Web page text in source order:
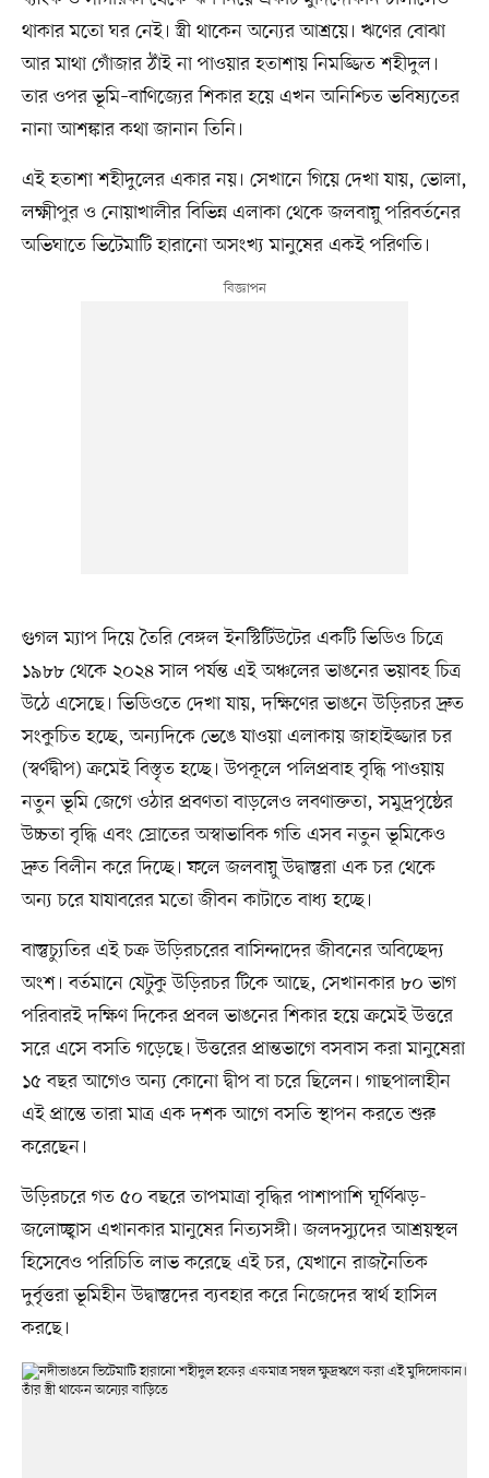
থাকার মতো ঘর নেই। স্ত্রী থাকেন অন্যের আশ্রয়ে। ঋণের বোঝা
আর মাথা গোঁজার ঠাঁই না পাওয়ার হতাশায় নিমজ্জিত শহীদুল।
তার ওপর ভূমি–বাণিজ্যের শিকার হয়ে এখন অনিশ্চিত ভবিষ্যতের
নানা আশঙ্কার কথা জানান তিনি।
এই হতাশা শহীদুলের একার নয়। সেখানে গিয়ে দেখা যায়, ভোলা,
লক্ষ্মীপুর ও নোয়াখালীর বিভিন্ন এলাকা থেকে জলবায়ু পরিবর্তনের
অভিঘাতে ভিটেমাটি হারানো অসংখ্য মানুষের একই পরিণতি।
গুগল ম্যাপ দিয়ে তৈরি বেঙ্গল ইনস্টিটিউটের একটি ভিডিও চিত্রে
১৯৮৮ থেকে ২০২৪ সাল পর্যন্ত এই অঞ্চলের ভাঙনের ভয়াবহ চিত্র
উঠে এসেছে। ভিডিওতে দেখা যায়, দক্ষিণের ভাঙনে উড়িরচর দ্রুত
সংকুচিত হচ্ছে, অন্যদিকে ভেঙে যাওয়া এলাকায় জাহাইজ্জার চর
(স্বর্ণদ্বীপ) ক্রমেই বিস্তৃত হচ্ছে। উপকূলে পলিপ্রবাহ বৃদ্ধি পাওয়ায়
নতুন ভূমি জেগে ওঠার প্রবণতা বাড়লেও লবণাক্ততা, সমুদ্রপৃষ্ঠের
উচ্চতা বৃদ্ধি এবং স্রোতের অস্বাভাবিক গতি এসব নতুন ভূমিকেও
দ্রুত বিলীন করে দিচ্ছে। ফলে জলবায়ু উদ্বাস্তুরা এক চর থেকে
অন্য চরে যাযাবরের মতো জীবন কাটাতে বাধ্য হচ্ছে।
বাস্তুচ্যুতির এই চক্র উড়িরচরের বাসিন্দাদের জীবনের অবিচ্ছেদ্য
অংশ। বর্তমানে যেটুকু উড়িরচর টিকে আছে, সেখানকার ৮০ ভাগ
পরিবারই দক্ষিণ দিকের প্রবল ভাঙনের শিকার হয়ে ক্রমেই উত্তরে
সরে এসে বসতি গড়েছে। উত্তরের প্রান্তভাগে বসবাস করা মানুষেরা
১৫ বছর আগেও অন্য কোনো দ্বীপ বা চরে ছিলেন। গাছপালাহীন
এই প্রান্তে তারা মাত্র এক দশক আগে বসতি স্থাপন করতে শুরু
করেছেন।
উড়িরচরে গত ৫০ বছরে তাপমাত্রা বৃদ্ধির পাশাপাশি ঘূর্ণিঝড়-
জলোচ্ছ্বাস এখানকার মানুষের নিত্যসঙ্গী। জলদস্যুদের আশ্রয়স্থল
হিসেবেও পরিচিতি লাভ করেছে এই চর, যেখানে রাজনৈতিক
দুর্বৃত্তরা ভূমিহীন উদ্বাস্তুদের ব্যবহার করে নিজেদের স্বার্থ হাসিল
করছে।